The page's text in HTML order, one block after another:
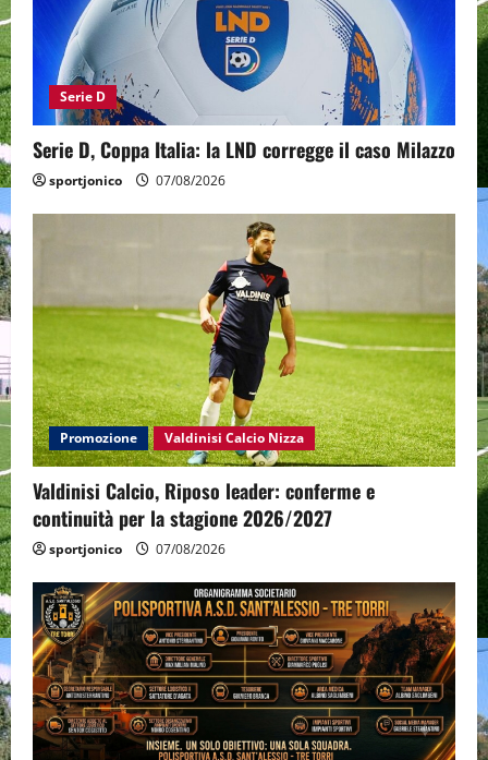
Serie D
Serie D, Coppa Italia: la LND corregge il caso Milazzo
sportjonico 07/08/2026
Promozione Valdinisi Calcio Nizza
Valdinisi Calcio, Riposo leader: conferme e
continuità per la stagione 2026/2027
sportjonico 07/08/2026